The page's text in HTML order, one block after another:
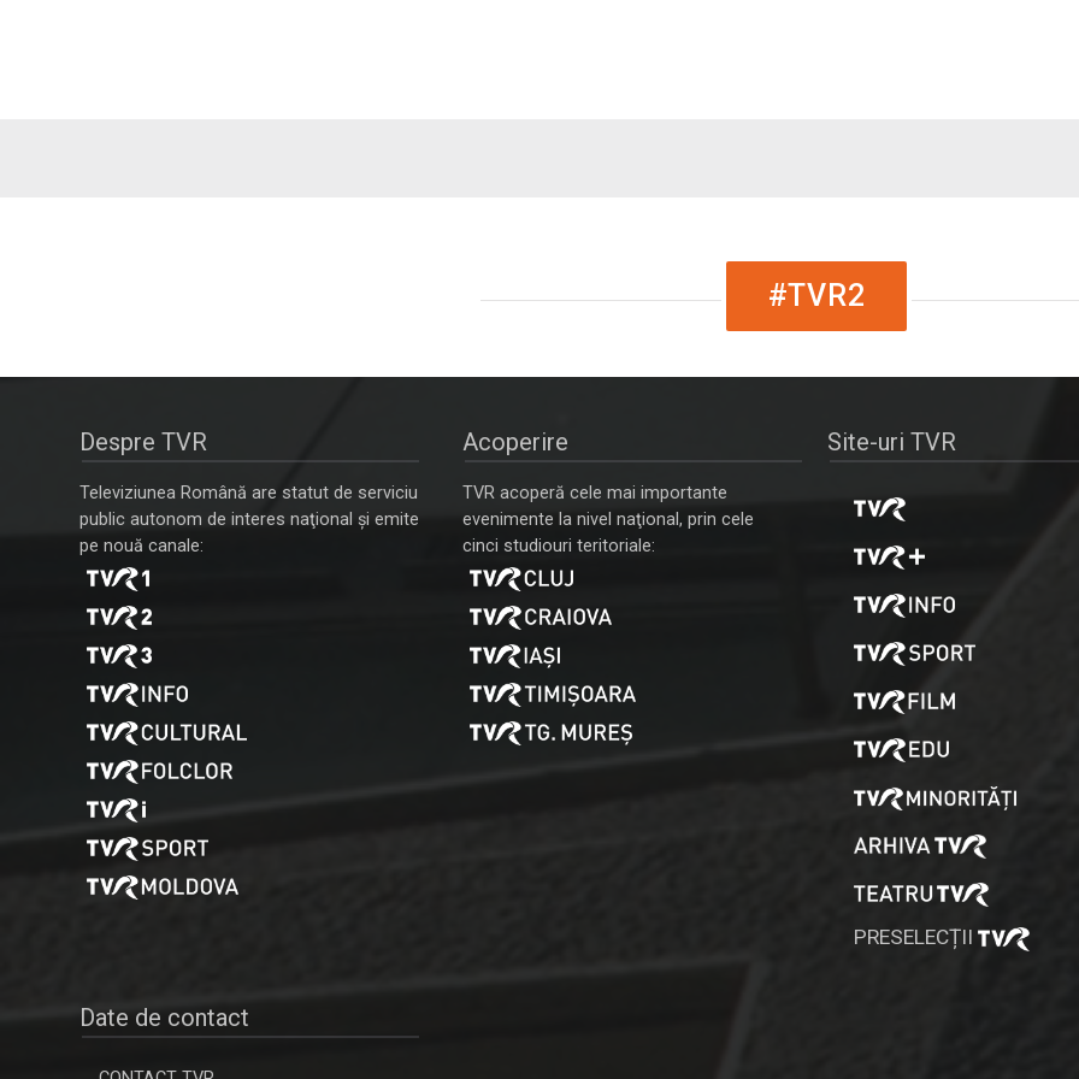
#TVR2
Despre TVR
Televiziunea Română are statut de serviciu
public autonom de interes naţional şi emite
pe nouă canale:
Acoperire
TVR acoperă cele mai importante
evenimente la nivel naţional, prin cele
cinci studiouri teritoriale:
Site-uri TVR
PRESELECȚII
Date de contact